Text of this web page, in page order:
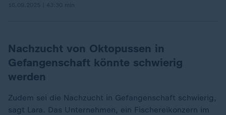
Nachzucht von Oktopussen in
Gefangenschaft könnte schwierig
werden
Zudem sei die Nachzucht in Gefangenschaft schwierig,
sagt Lara. Das Unternehmen, ein Fischereikonzern im